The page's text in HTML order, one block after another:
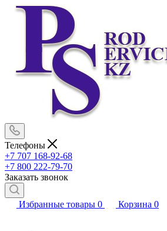
Телефоны
+7 707 168-92-68
+7 800 222-79-70
Заказать звонок
Избранные товары 0 Корзина 0